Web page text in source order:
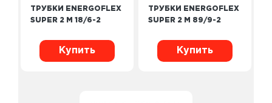
ТРУБКИ ENERGOFLEX
SUPER 2 М 18/6-2
Купить
ТРУБКИ ENERGOFLEX
SUPER 2 М 89/9-2
Купить